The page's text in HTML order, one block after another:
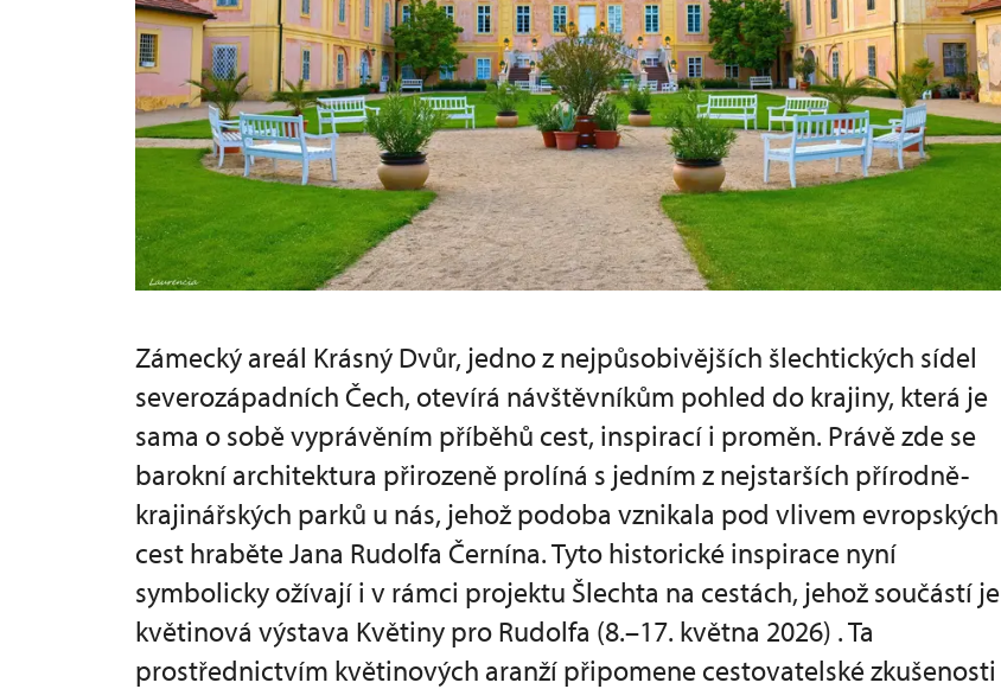
Zámecký areál Krásný Dvůr, jedno z nejpůsobivějších šlechtických sídel
severozápadních Čech, otevírá návštěvníkům pohled do krajiny, která je
sama o sobě vyprávěním příběhů cest, inspirací i proměn. Právě zde se
barokní architektura přirozeně prolíná s jedním z nejstarších přírodně-
krajinářských parků u nás, jehož podoba vznikala pod vlivem evropských
cest hraběte Jana Rudolfa Černína. Tyto historické inspirace nyní
symbolicky ožívají i v rámci projektu Šlechta na cestách, jehož součástí je
květinová výstava Květiny pro Rudolfa (8.–17. května 2026) . Ta
prostřednictvím květinových aranží připomene cestovatelské zkušenosti